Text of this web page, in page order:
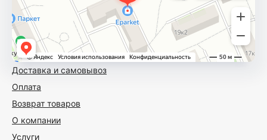
Доставка и самовывоз
Оплата
Возврат товаров
О компании
Услуги